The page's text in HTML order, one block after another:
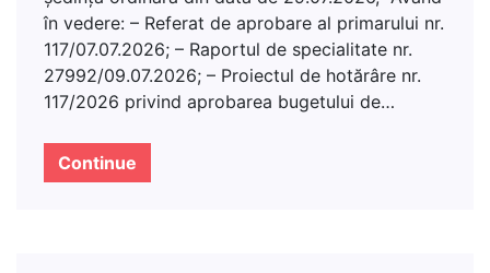
în vedere: – Referat de aprobare al primarului nr.
117/07.07.2026; – Raportul de specialitate nr.
27992/09.07.2026; – Proiectul de hotărâre nr.
117/2026 privind aprobarea bugetului de…
Continue